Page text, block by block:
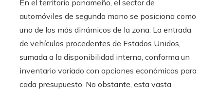
En el territorio panameño, el sector de
automóviles de segunda mano se posiciona como
uno de los más dinámicos de la zona. La entrada
de vehículos procedentes de Estados Unidos,
sumada a la disponibilidad interna, conforma un
inventario variado con opciones económicas para
cada presupuesto. No obstante, esta vasta